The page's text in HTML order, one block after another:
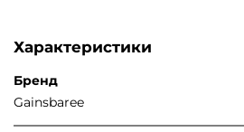
Характеристики
Бренд
Gainsbaree